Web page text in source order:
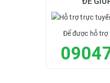
Để được hỗ